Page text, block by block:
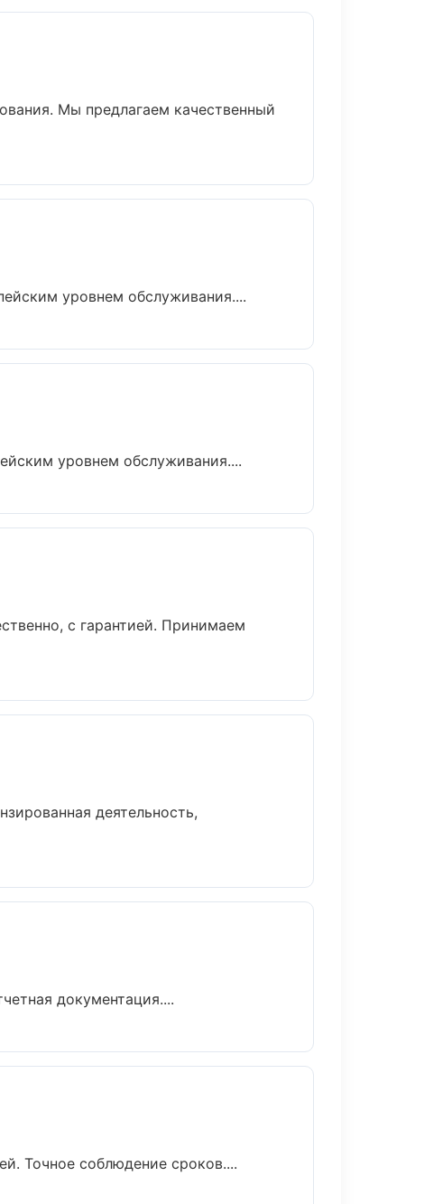
Мы предлагаем качественный
уровнем обслуживания....
уровнем обслуживания....
с гарантией. Принимаем
деятельность,
документация....
Точное соблюдение сроков....